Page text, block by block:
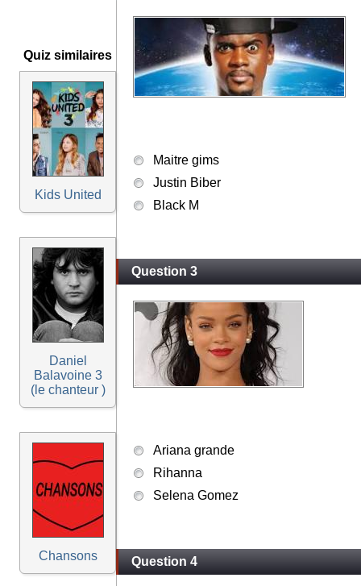
Quiz similaires
Kids United
Daniel
Balavoine 3
(le chanteur )
Chansons
Maitre gims
Justin Biber
Black M
Question 3
Ariana grande
Rihanna
Selena Gomez
Question 4